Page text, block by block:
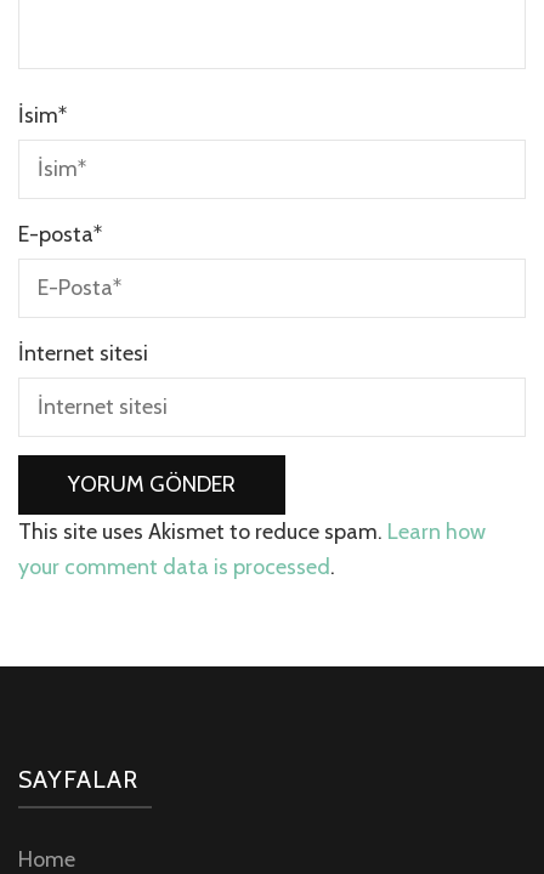
İsim*
E-posta*
İnternet sitesi
This site uses Akismet to reduce spam. Learn how
your comment data is processed.
SAYFALAR
Home